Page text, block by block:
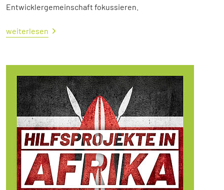
Entwicklergemeinschaft fokussieren.
weiterlesen